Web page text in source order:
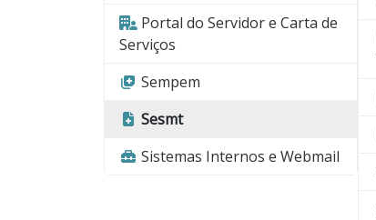
Portal do Servidor e Carta de
Serviços
Sempem
Sesmt
Sistemas Internos e Webmail